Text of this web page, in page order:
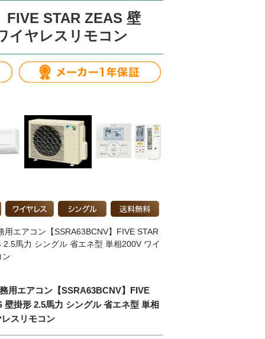
FIVE STAR ZEAS 壁
イヤレスリモコン
用エアコン【SSRA63BCNV】FIVE STAR
2.5馬力 シングル 省エネ型 単相200V ワイ
ン
用エアコン【SSRA63BCNV】FIVE
壁掛形 2.5馬力 シングル 省エネ型 単相
スリモコン